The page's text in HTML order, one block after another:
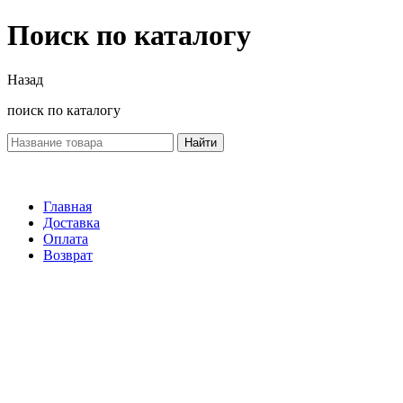
Поиск по каталогу
Назад
поиск по каталогу
Найти
Главная
Доставка
Оплата
Возврат